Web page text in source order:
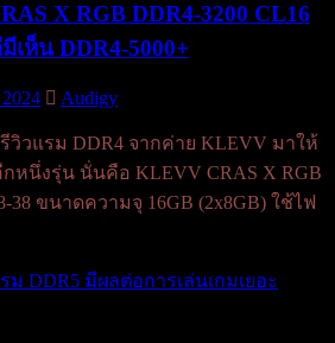
X RGB DDR4-3200 CL16
เห็น DDR4-5000+
Audigy
วแรม DDR4 จากค่าย KLEVV มาให้
หนึ่งรุ่น นั่นคือ KLEVV CRAS X RGB
38 ขนาดความจุ 16GB (2x8GB) ใช้ไฟ